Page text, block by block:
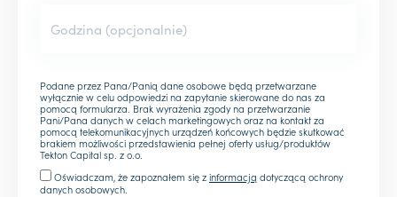
Podane przez Pana/Panią dane osobowe będą przetwarzane
wyłącznie w celu odpowiedzi na zapytanie skierowane do nas za
pomocą formularza. Brak wyrażenia zgody na przetwarzanie
Pani/Pana danych w celach marketingowych oraz na kontakt za
pomocą telekomunikacyjnych urządzeń końcowych będzie skutkować
brakiem możliwości przedstawienia pełnej oferty usług/produktów
Tekton Capital sp. z o.o.
Oświadczam, że zapoznałem się zinformacją dotyczącą ochrony
danych osobowych.